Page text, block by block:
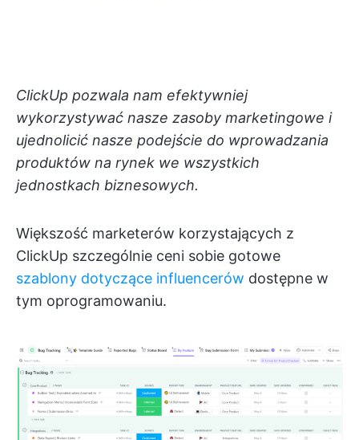
ClickUp pozwala nam efektywniej
wykorzystywać nasze zasoby marketingowe i
ujednolicić nasze podejście do wprowadzania
produktów na rynek we wszystkich
jednostkach biznesowych.
Większość marketerów korzystających z
ClickUp szczególnie ceni sobie gotowe
szablony dotyczące influencerów dostępne w
tym oprogramowaniu.